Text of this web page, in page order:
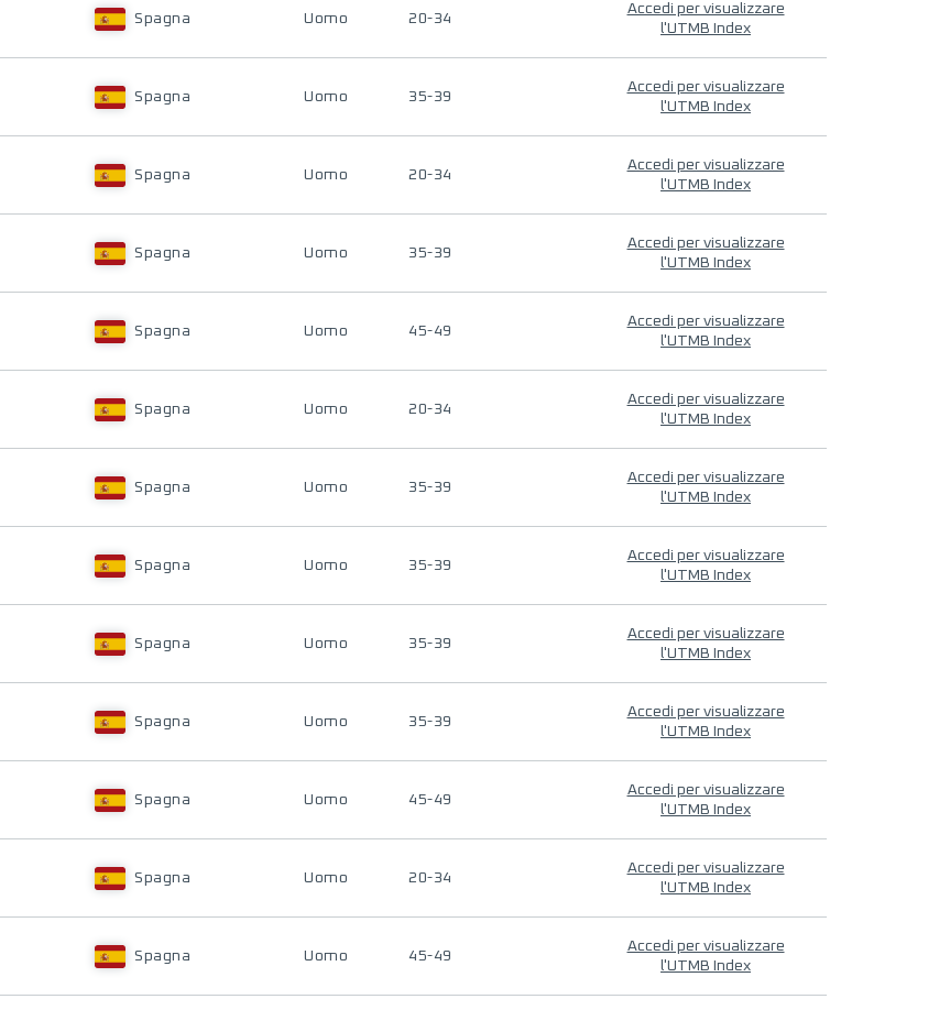
Spagna Uomo 20-34
Accedi per visualizzare
l'UTMB Index
Spagna Uomo 35-39
Accedi per visualizzare
l'UTMB Index
Spagna Uomo 20-34
Accedi per visualizzare
l'UTMB Index
Spagna Uomo 35-39
Accedi per visualizzare
l'UTMB Index
Spagna Uomo 45-49
Accedi per visualizzare
l'UTMB Index
Spagna Uomo 20-34
Accedi per visualizzare
l'UTMB Index
Spagna Uomo 35-39
Accedi per visualizzare
l'UTMB Index
Spagna Uomo 35-39
Accedi per visualizzare
l'UTMB Index
Spagna Uomo 35-39
Accedi per visualizzare
l'UTMB Index
Spagna Uomo 35-39
Accedi per visualizzare
l'UTMB Index
Spagna Uomo 45-49
Accedi per visualizzare
l'UTMB Index
Spagna Uomo 20-34
Accedi per visualizzare
l'UTMB Index
Spagna Uomo 45-49
Accedi per visualizzare
l'UTMB Index